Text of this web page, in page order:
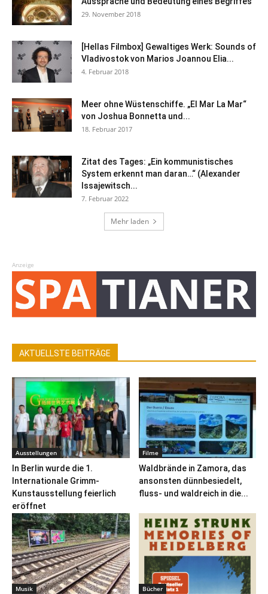
29. November 2018
[Hellas Filmbox] Gewaltiges Werk: Sounds of
Vladivostok von Marios Joannou Elia...
4. Februar 2018
Meer ohne Wüstenschiffe. „El Mar La Mar“
von Joshua Bonnetta und...
18. Februar 2017
Zitat des Tages: „Ein kommunistisches
System erkennt man daran…“ (Alexander
Issajewitsch...
7. Februar 2022
Mehr laden
Anzeige
AKTUELLSTE BEITRÄGE
Ausstellungen
In Berlin wurde die 1.
Internationale Grimm-
Kunstausstellung feierlich
eröffnet
Filme
Waldbrände in Zamora, das
ansonsten dünnbesiedelt,
fluss- und waldreich in die...
Musik Bücher